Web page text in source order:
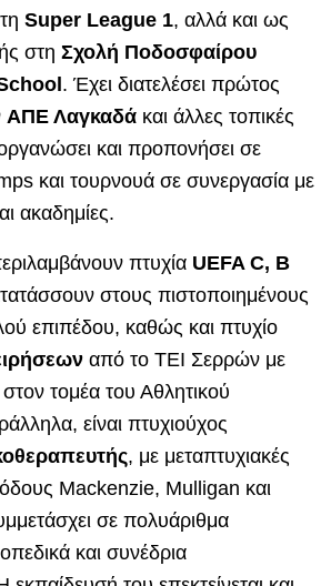
Super League 1, αλλά και ως
στη Σχολή Ποδοσφαίρου
. Έχει διατελέσει πρώτος
ΑΠΕ Λαγκαδά και άλλες τοπικές
και προπονήσει σε
και τουρνουά σε συνεργασία με
ακαδημίες.
πτυχία UEFA C, B
στους πιστοποιημένους
επιπέδου, καθώς και πτυχίο
από το ΤΕΙ Σερρών με
τομέα του Αθλητικού
είναι πτυχιούχος
, με μεταπτυχιακές
Mackenzie, Mulligan και
σε πολυάριθμα
και συνέδρια